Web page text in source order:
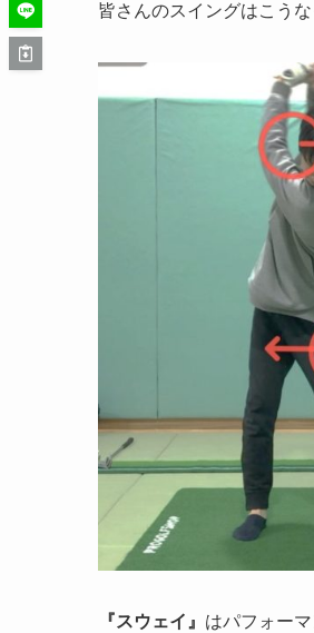
皆さんのスイングはこう
『スウェイ』 はパフォー